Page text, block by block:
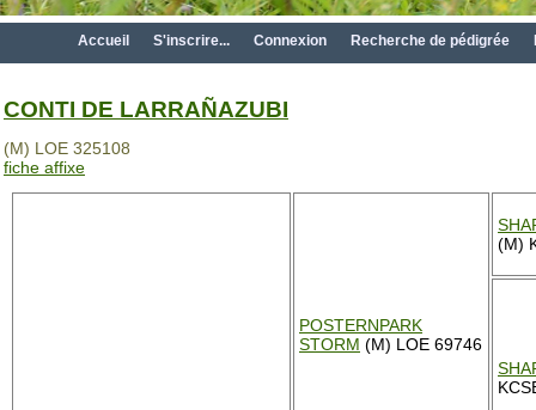
Accueil S'inscrire... Connexion Recherche de pédigrée
CONTI DE LARRAÑAZUBI
(M) LOE 325108
fiche affixe
POSTERNPARK
STORM (M) LOE 69746
(M)